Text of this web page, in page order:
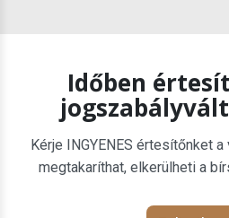
Időben
Kérje INGYENES értesítőnket
megtakaríthat, elkerülheti a